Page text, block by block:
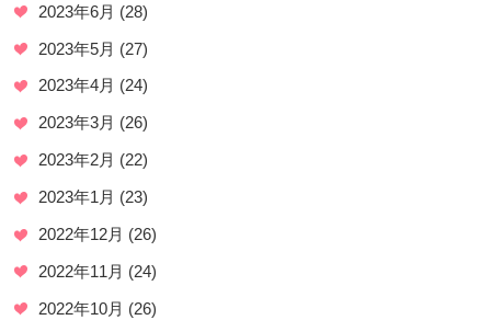
2023年6月 (28)
2023年5月 (27)
2023年4月 (24)
2023年3月 (26)
2023年2月 (22)
2023年1月 (23)
2022年12月 (26)
2022年11月 (24)
2022年10月 (26)